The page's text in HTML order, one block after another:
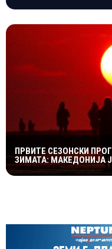
ПРВИТЕ СЕЗОНСКИ
ЗИМАТА: МАКЕДОНИЈА
СО МОЖНИ НАГЛИ